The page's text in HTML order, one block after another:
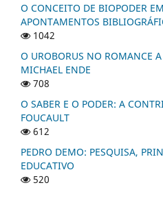
O CONCEITO DE BIOPODER
APONTAMENTOS
1042
O UROBORUS NO ROMANCE
MICHAEL ENDE
708
O SABER E O PODER: A
FOUCAULT
612
PEDRO DEMO: PESQUISA,
EDUCATIVO
520